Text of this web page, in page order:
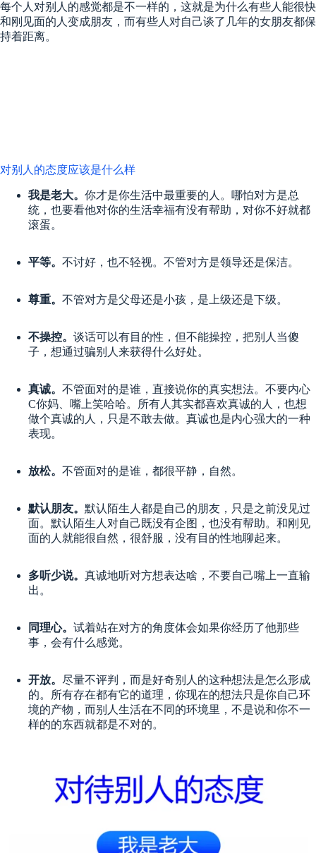
每个人对别人的感觉都是不一样的，这就是为什么有些人能很快
和刚见面的人变成朋友，而有些人对自己谈了几年的女朋友都保
持着距离。
对别人的态度应该是什么样
我是老大。 你才是你生活中最重要的人。哪怕对方是总
统，也要看他对你的生活幸福有没有帮助，对你不好就都
滚蛋。
平等。 不讨好，也不轻视。不管对方是领导还是保洁。
尊重。 不管对方是父母还是小孩，是上级还是下级。
不操控。 谈话可以有目的性，但不能操控，把别人当傻
子，想通过骗别人来获得什么好处。
真诚。 不管面对的是谁，直接说你的真实想法。不要内心
C你妈、嘴上笑哈哈。所有人其实都喜欢真诚的人，也想
做个真诚的人，只是不敢去做。真诚也是内心强大的一种
表现。
放松。 不管面对的是谁，都很平静，自然。
默认朋友。 默认陌生人都是自己的朋友，只是之前没见过
面。默认陌生人对自己既没有企图，也没有帮助。和刚见
面的人就能很自然，很舒服，没有目的性地聊起来。
多听少说。 真诚地听对方想表达啥，不要自己嘴上一直输
出。
同理心。 试着站在对方的角度体会如果你经历了他那些
事，会有什么感觉。
开放。 尽量不评判，而是好奇别人的这种想法是怎么形成
的。所有存在都有它的道理，你现在的想法只是你自己环
境的产物，而别人生活在不同的环境里，不是说和你不一
样的的东西就都是不对的。